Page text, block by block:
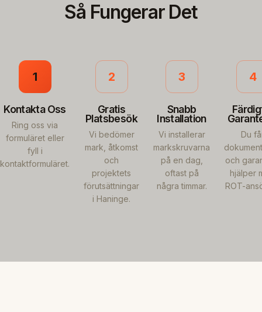
Så Fungerar Det
1
Kontakta Oss
Ring oss via
formuläret eller
fyll i
kontaktformuläret.
2
Gratis
Platsbesök
Vi bedömer
mark, åtkomst
och
projektets
förutsättningar
i Haninge.
3
Snabb
Installation
Vi installerar
markskruvarna
på en dag,
oftast på
några timmar.
4
Du
och
hjälper
ROT-